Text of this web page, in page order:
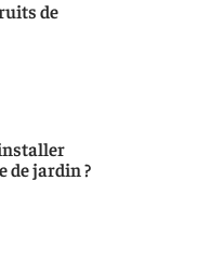
de
de jardin ?